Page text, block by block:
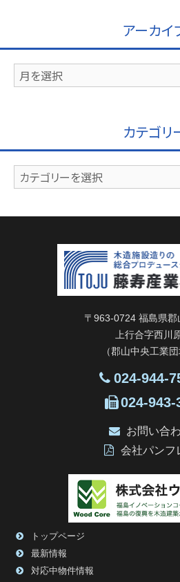
アーカイ
ア
ー
カテゴリ
カ
テ
〒963-0724 福島県郡
上行合字西川
（郡山中央工業団
024-944-
024-943-
お問い合
会社パンフ
トップページ
最新情報
対応中物件情報